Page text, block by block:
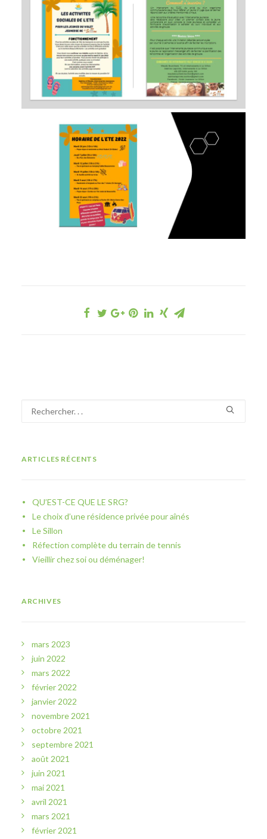
ARTICLES RÉCENTS
QU’EST-CE QUE LE SRG?
Le choix d’une résidence privée pour aînés
Le Sillon
Réfection complète du terrain de tennis
Vieillir chez soi ou déménager!
ARCHIVES
mars 2023
juin 2022
mars 2022
février 2022
janvier 2022
novembre 2021
octobre 2021
septembre 2021
août 2021
juin 2021
mai 2021
avril 2021
mars 2021
février 2021